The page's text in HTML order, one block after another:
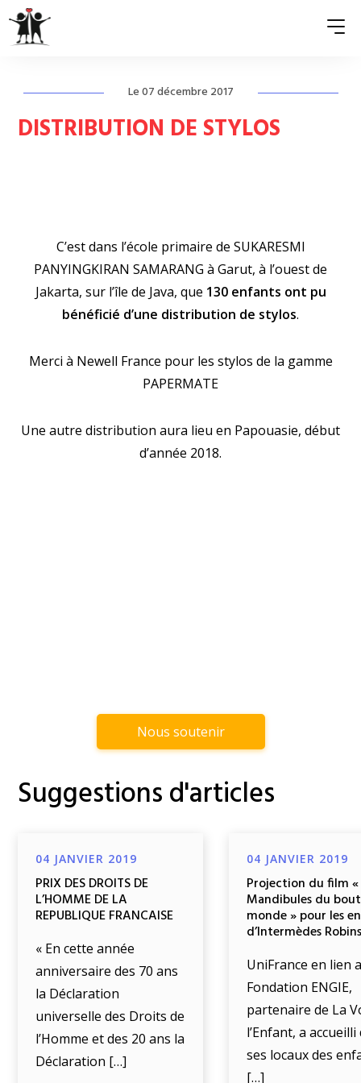
QUI SOMMES-NOUS ?
ACTUALITÉS
PRESSE
Le 07 décembre 2017
DISTRIBUTION DE STYLOS
C’est dans l’école primaire de SUKARESMI
PANYINGKIRAN SAMARANG à Garut, à l’ouest de
Jakarta, sur l’île de Java, que 130 enfants ont pu
bénéficié d’une distribution de stylos.
Merci à Newell France pour les stylos de la gamme
PAPERMATE
Une autre distribution aura lieu en Papouasie, début
d’année 2018.
Nous soutenir
Suggestions d'articles
04 JANVIER 2019
PRIX DES DROITS DE
L’HOMME DE LA
REPUBLIQUE FRANCAISE
« En cette année
anniversaire des 70 ans
la Déclaration
universelle des Droits de
l’Homme et des 20 ans la
Déclaration […]
04 JANVIER 2019
Projection du film «
Mandibules du
monde » pour les
d’Intermèdes
UniFrance en lien
Fondation ENGIE,
partenaire de La
l’Enfant, a accueilli
ses locaux des
[…]